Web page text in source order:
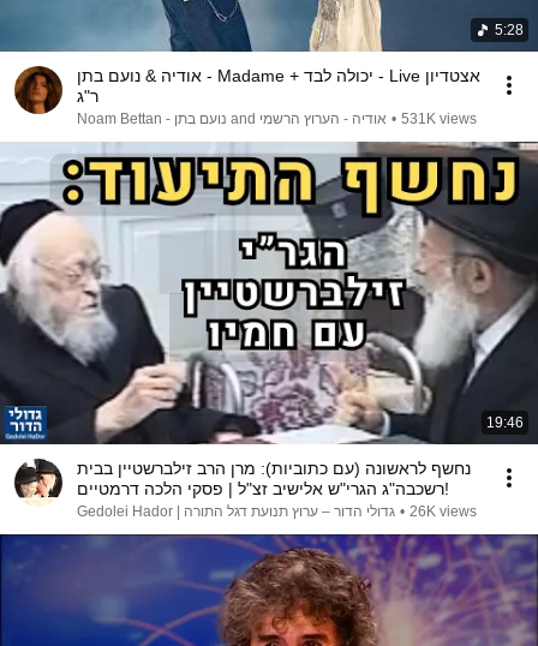
5:28
אודיה & נועם בתן - Madame + יכולה לבד - Live אצטדיון
ר"ג
אודיה - הערוץ הרשמי and נועם בתן - Noam Bettan • 531K views
19:46
נחשף לראשונה (עם כתוביות): מרן הרב זילברשטיין בבית
רשכבה"ג הגרי"ש אלישיב זצ"ל | פסקי הלכה דרמטיים!
גדולי הדור – ערוץ תנועת דגל התורה | Gedolei Hador • 26K views